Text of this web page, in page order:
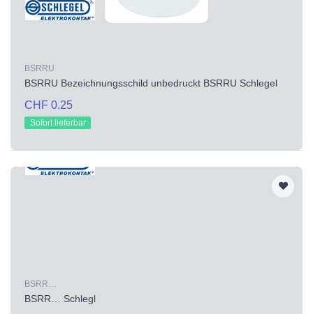
BSRRU
BSRRU Bezeichnungsschild unbedruckt BSRRU Schlegel
CHF 0.25
Sofort lieferbar
BSRR…
BSRR… Schlegl